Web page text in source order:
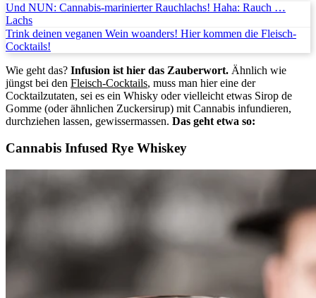
Und NUN: Cannabis-marinierter Rauchlachs! Haha: Rauch …
Lachs
Trink deinen veganen Wein woanders! Hier kommen die Fleisch-
Cocktails!
Wie geht das? Infusion ist hier das Zauberwort. Ähnlich wie
jüngst bei den Fleisch-Cocktails, muss man hier eine der
Cocktailzutaten, sei es ein Whisky oder vielleicht etwas Sirop de
Gomme (oder ähnlichen Zuckersirup) mit Cannabis infundieren,
durchziehen lassen, gewissermassen. Das geht etwa so:
Cannabis Infused Rye Whiskey